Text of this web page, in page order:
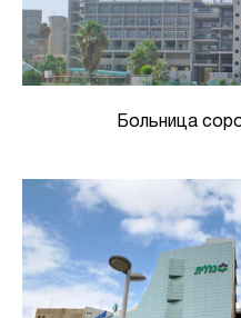
Больница